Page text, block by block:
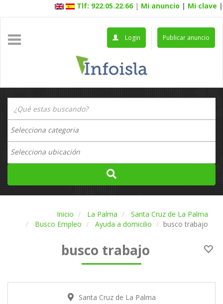
Tlf: 922.05.22.66 | Mi anuncio | Mi clave |
Publicar anuncio
Login
Inicio La Palma
Santa Cruz de La Palma
Busco Empleo
Ayuda a domicilio busco trabajo
busco trabajo
Santa Cruz de La Palma